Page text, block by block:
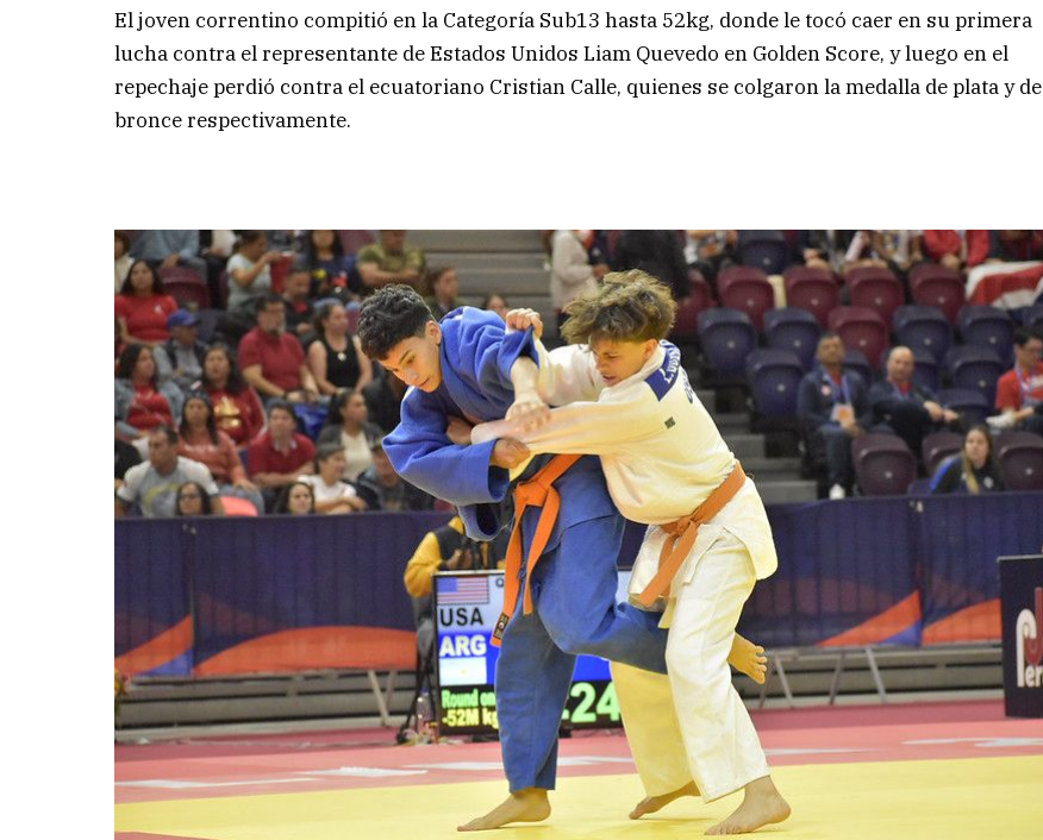
El joven correntino compitió en la Categoría Sub13 hasta 52kg, donde le tocó caer en su primera
lucha contra el representante de Estados Unidos Liam Quevedo en Golden Score, y luego en el
repechaje perdió contra el ecuatoriano Cristian Calle, quienes se colgaron la medalla de plata y de
bronce respectivamente.